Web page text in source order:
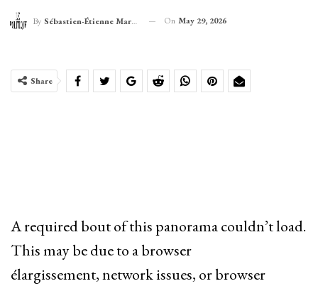
By Sébastien-Étienne Marechal On May 29, 2026
Share
A required bout of this panorama couldn’t load.
This may be due to a browser
élargissement, network issues, or browser